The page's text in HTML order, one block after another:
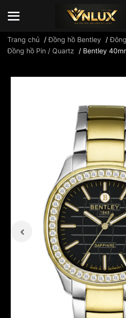
Trang chủ /Đồng hồ Bentley /
Đồng hồ Pin / Quartz
/ Bentley